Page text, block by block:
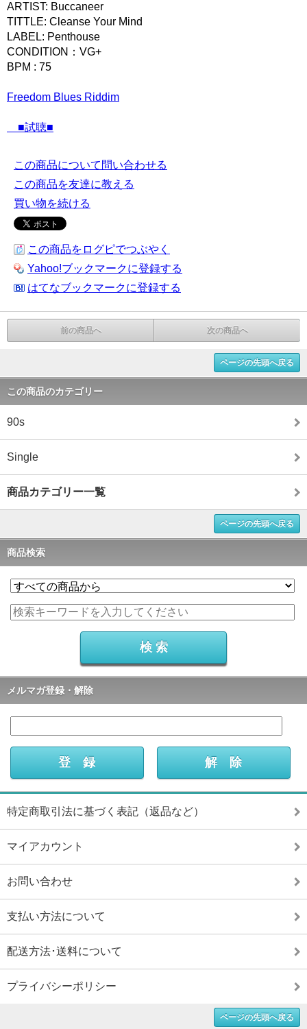
ARTIST: Buccaneer
TITTLE: Cleanse Your Mind
LABEL: Penthouse
CONDITION：VG+
BPM : 75
Freedom Blues Riddim
■試聴■
この商品について問い合わせる
この商品を友達に教える
買い物を続ける
この商品をログピでつぶやく
Yahoo!ブックマークに登録する
はてなブックマークに登録する
前の商品へ 次の商品へ
ページの先頭へ戻る
この商品のカテゴリー
90s
Single
商品カテゴリー一覧
ページの先頭へ戻る
商品検索
メルマガ登録・解除
特定商取引法に基づく表記（返品など）
マイアカウント
お問い合わせ
支払い方法について
配送方法･送料について
プライバシーポリシー
ページの先頭へ戻る